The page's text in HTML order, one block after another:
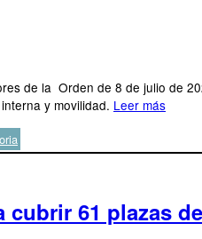
de la Orden de 8 de julio de
y movilidad. Leer más
61 plazas